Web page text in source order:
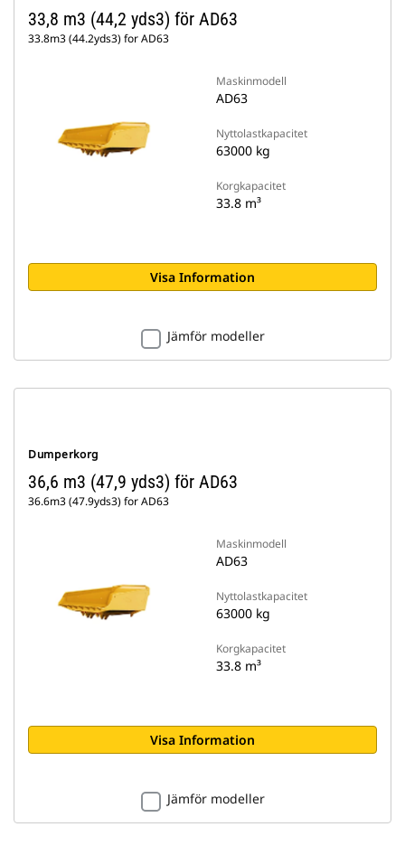
33,8 m3 (44,2 yds3) för AD63
33.8m3 (44.2yds3) for AD63
Maskinmodell
AD63
Nyttolastkapacitet
63000 kg
Korgkapacitet
33.8 m³
Visa Information
Jämför modeller
Dumperkorg
36,6 m3 (47,9 yds3) för AD63
36.6m3 (47.9yds3) for AD63
Maskinmodell
AD63
Nyttolastkapacitet
63000 kg
Korgkapacitet
33.8 m³
Visa Information
Jämför modeller